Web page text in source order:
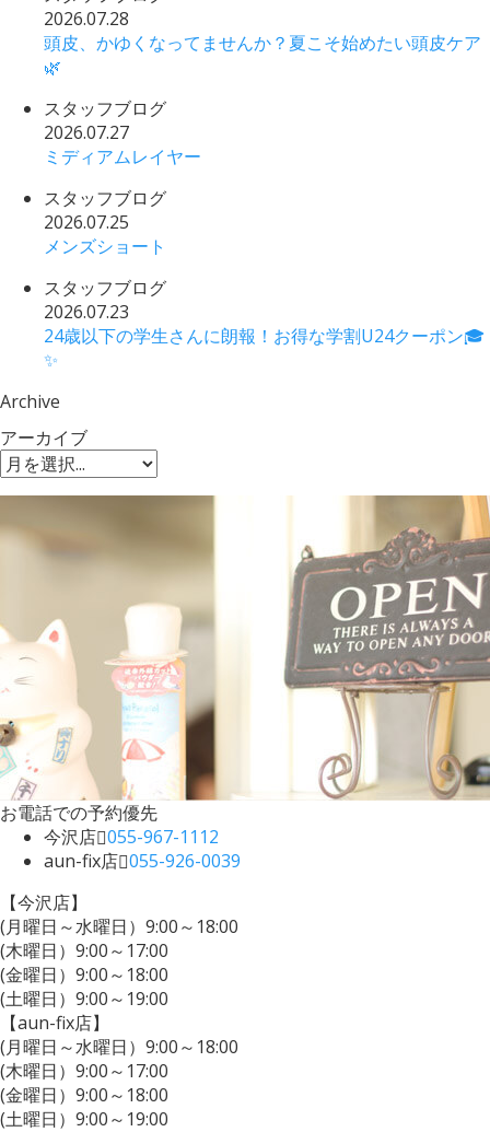
2026.07.28
頭皮、かゆくなってませんか？夏こそ始めたい頭皮ケア
🌿
スタッフブログ
2026.07.27
ミディアムレイヤー
スタッフブログ
2026.07.25
メンズショート
スタッフブログ
2026.07.23
24歳以下の学生さんに朗報！お得な学割U24クーポン🎓
✨
Archive
アーカイブ
お電話での予約優先
今沢店 055-967-1112
aun-fix店 055-926-0039
【今沢店】
(月曜日～水曜日）9:00～18:00
(木曜日）9:00～17:00
(金曜日）9:00～18:00
(土曜日）9:00～19:00
【aun-fix店】
(月曜日～水曜日）9:00～18:00
(木曜日）9:00～17:00
(金曜日）9:00～18:00
(土曜日）9:00～19:00